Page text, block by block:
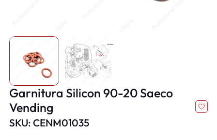
Garnitura Silicon 90-20 Saeco
Vending
SKU: CENM01035